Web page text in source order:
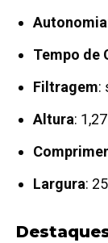
Autonomia
Tempo de
Filtragem:
Altura:
Largura: